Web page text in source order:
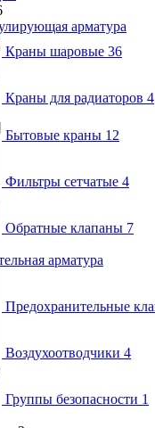
арматура
Краны шаровые 36
Краны для радиаторов 4
Бытовые краны 12
Фильтры сетчатые 4
Обратные клапаны 7
арматура
Предохранительные
Воздухоотводчики 4
Группы безопасности 1